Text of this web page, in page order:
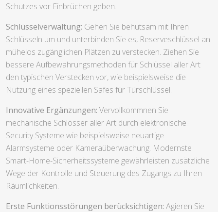
Schutzes vor Einbrüchen geben.
Schlüsselverwaltung: Gehen Sie behutsam mit Ihren
Schlüsseln um und unterbinden Sie es, Reserveschlüssel an
mühelos zugänglichen Plätzen zu verstecken. Ziehen Sie
bessere Aufbewahrungsmethoden für Schlüssel aller Art
den typischen Verstecken vor, wie beispielsweise die
Nutzung eines speziellen Safes für Türschlüssel.
Innovative Ergänzungen: Vervollkommnen Sie
mechanische Schlösser aller Art durch elektronische
Security Systeme wie beispielsweise neuartige
Alarmsysteme oder Kameraüberwachung. Modernste
Smart-Home-Sicherheitssysteme gewährleisten zusätzliche
Wege der Kontrolle und Steuerung des Zugangs zu Ihren
Räumlichkeiten.
Erste Funktionsstörungen berücksichtigen: Agieren Sie